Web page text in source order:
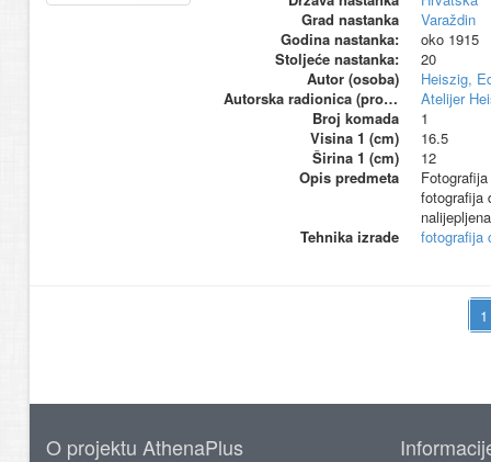
Grad nastanka
Varaždin
Godina nastanka:
oko 1915
Stoljeće nastanka:
20
Autor (osoba)
Heiszig,
Autorska radionica (proizvođač)
Atelijer
Broj komada
1
Visina 1 (cm)
16.5
Širina 1 (cm)
12
Opis predmeta
fotografija
Tehnika izrade
fotografija
O projektu AthenaPlus